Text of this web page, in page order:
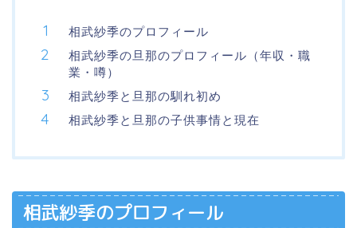
相武紗季のプロフィール
相武紗季の旦那のプロフィール（年収・職
業・噂）
相武紗季と旦那の馴れ初め
相武紗季と旦那の子供事情と現在
相武紗季のプロフィール